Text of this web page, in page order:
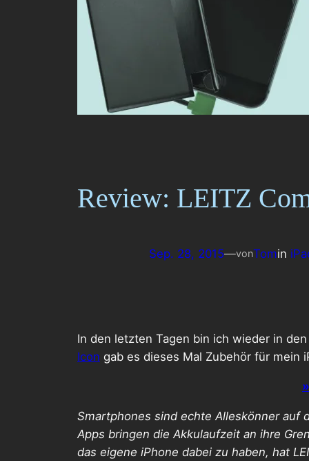
Review: LEITZ
Sep. 28, 2015—vonTomin
In den letzten Tagen bin ich wieder in
Icon gab es dieses Mal Zubehör für mein
Smartphones sind echte Alleskönner auf
Apps bringen die Akkulaufzeit an ihre
das eigene iPhone dabei zu haben, hat